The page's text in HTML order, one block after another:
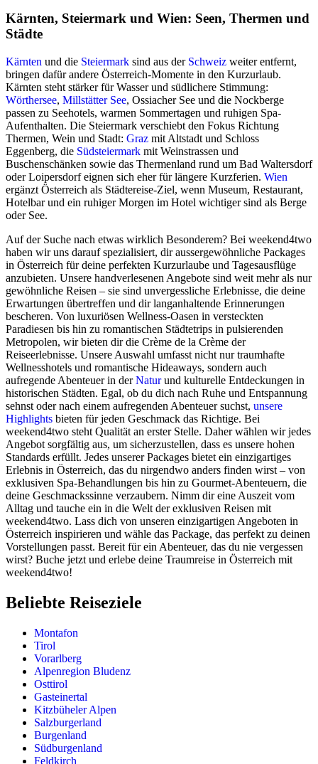
Kärnten, Steiermark und Wien: Seen, Thermen und
Städte
Kärnten und die Steiermark sind aus der Schweiz weiter entfernt,
bringen dafür andere Österreich-Momente in den Kurzurlaub.
Kärnten steht stärker für Wasser und südlichere Stimmung:
Wörthersee, Millstätter See, Ossiacher See und die Nockberge
passen zu Seehotels, warmen Sommertagen und ruhigen Spa-
Aufenthalten. Die Steiermark verschiebt den Fokus Richtung
Thermen, Wein und Stadt: Graz mit Altstadt und Schloss
Eggenberg, die Südsteiermark mit Weinstrassen und
Buschenschänken sowie das Thermenland rund um Bad Waltersdorf
oder Loipersdorf eignen sich eher für längere Kurzferien. Wien
ergänzt Österreich als Städtereise-Ziel, wenn Museum, Restaurant,
Hotelbar und ein ruhiger Morgen im Hotel wichtiger sind als Berge
oder See.
Auf der Suche nach etwas wirklich Besonderem? Bei weekend4two
haben wir uns darauf spezialisiert, dir aussergewöhnliche Packages
in Österreich für deine perfekten Kurzurlaube und Tagesausflüge
anzubieten. Unsere handverlesenen Angebote sind weit mehr als nur
gewöhnliche Reisen – sie sind unvergessliche Erlebnisse, die deine
Erwartungen übertreffen und dir langanhaltende Erinnerungen
bescheren. Von luxuriösen Wellness-Oasen in versteckten
Paradiesen bis hin zu romantischen Städtetrips in pulsierenden
Metropolen, wir bieten dir die Crème de la Crème der
Reiseerlebnisse. Unsere Auswahl umfasst nicht nur traumhafte
Wellnesshotels und romantische Hideaways, sondern auch
aufregende Abenteuer in derNaturund kulturelle Entdeckungen in
historischen Städten. Egal, ob du dich nach Ruhe und Entspannung
sehnst oder nach einem aufregenden Abenteuer suchst, unsere
Highlights bieten für jeden Geschmack das Richtige. Bei
weekend4two steht Qualität an erster Stelle. Daher wählen wir jedes
Angebot sorgfältig aus, um sicherzustellen, dass es unsere hohen
Standards erfüllt. Jedes unserer Packages bietet ein einzigartiges
Erlebnis in Österreich, das du nirgendwo anders finden wirst – von
exklusiven Spa-Behandlungen bis hin zu Gourmet-Abenteuern, die
deine Geschmackssinne verzaubern. Nimm dir eine Auszeit vom
Alltag und tauche ein in die Welt der exklusiven Reisen mit
weekend4two. Lass dich von unseren einzigartigen Angeboten in
Österreich inspirieren und wähle das Package, das perfekt zu deinen
Vorstellungen passt. Bereit für ein Abenteuer, das du nie vergessen
wirst? Buche jetzt und erlebe deine Traumreise in Österreich mit
weekend4two!
Beliebte Reiseziele
Montafon
Tirol
Vorarlberg
Alpenregion Bludenz
Osttirol
Gasteinertal
Kitzbüheler Alpen
Salzburgerland
Burgenland
Südburgenland
Feldkirch